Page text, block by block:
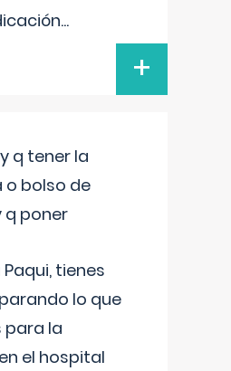
...
+
q tener la
o bolso de
q poner
tienes
lo que
para la
el hospital